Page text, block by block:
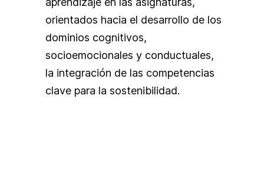
orientados hacia el desarrollo de los
dominios cognitivos,
socioemocionales y conductuales,
la integración de las competencias
clave para la sostenibilidad.